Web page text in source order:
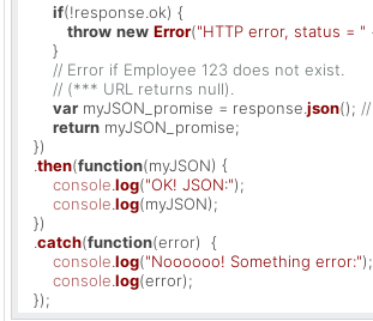
if(!response. ok) {
throw new Error("HTTP error, status = "
      }
// Error if Employee 123 does not exist.
// (*** URL returns null).
var myJSON_promise = response. json();
return myJSON_promise;
  })
then(function(myJSON) {
console log("OK! JSON:");
console log(myJSON);
  })
catch(function(error)  {
console log("Noooooo! Something error:");
console log(error);
  });